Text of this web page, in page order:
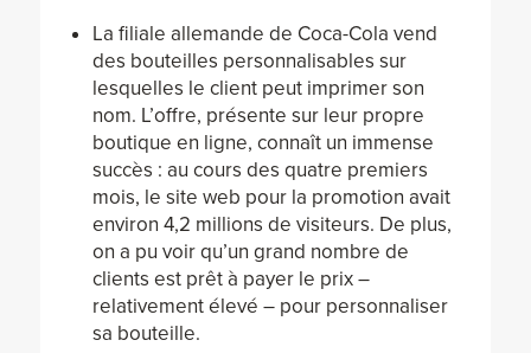
La filiale allemande de Coca-Cola vend
des bouteilles personnalisables sur
lesquelles le client peut imprimer son
nom. L’offre, présente sur leur propre
boutique en ligne, connaît un immense
succès : au cours des quatre premiers
mois, le site web pour la promotion avait
environ 4,2 millions de visiteurs. De plus,
on a pu voir qu’un grand nombre de
clients est prêt à payer le prix –
relativement élevé – pour personnaliser
sa bouteille.